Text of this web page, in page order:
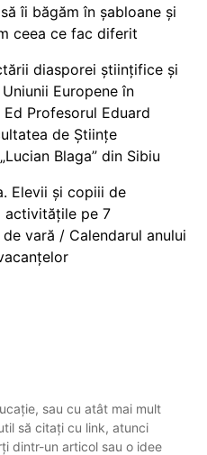
îi băgăm în șabloane și
ceea ce fac diferit
diasporei științifice și
Europene în
Profesorul Eduard
de Științe
Blaga” din Sibiu
Elevii și copiii de
activitățile pe 7
vară / Calendarul anului
sau cu atât mai mult
să citați cu link, atunci
dintr-un articol sau o idee